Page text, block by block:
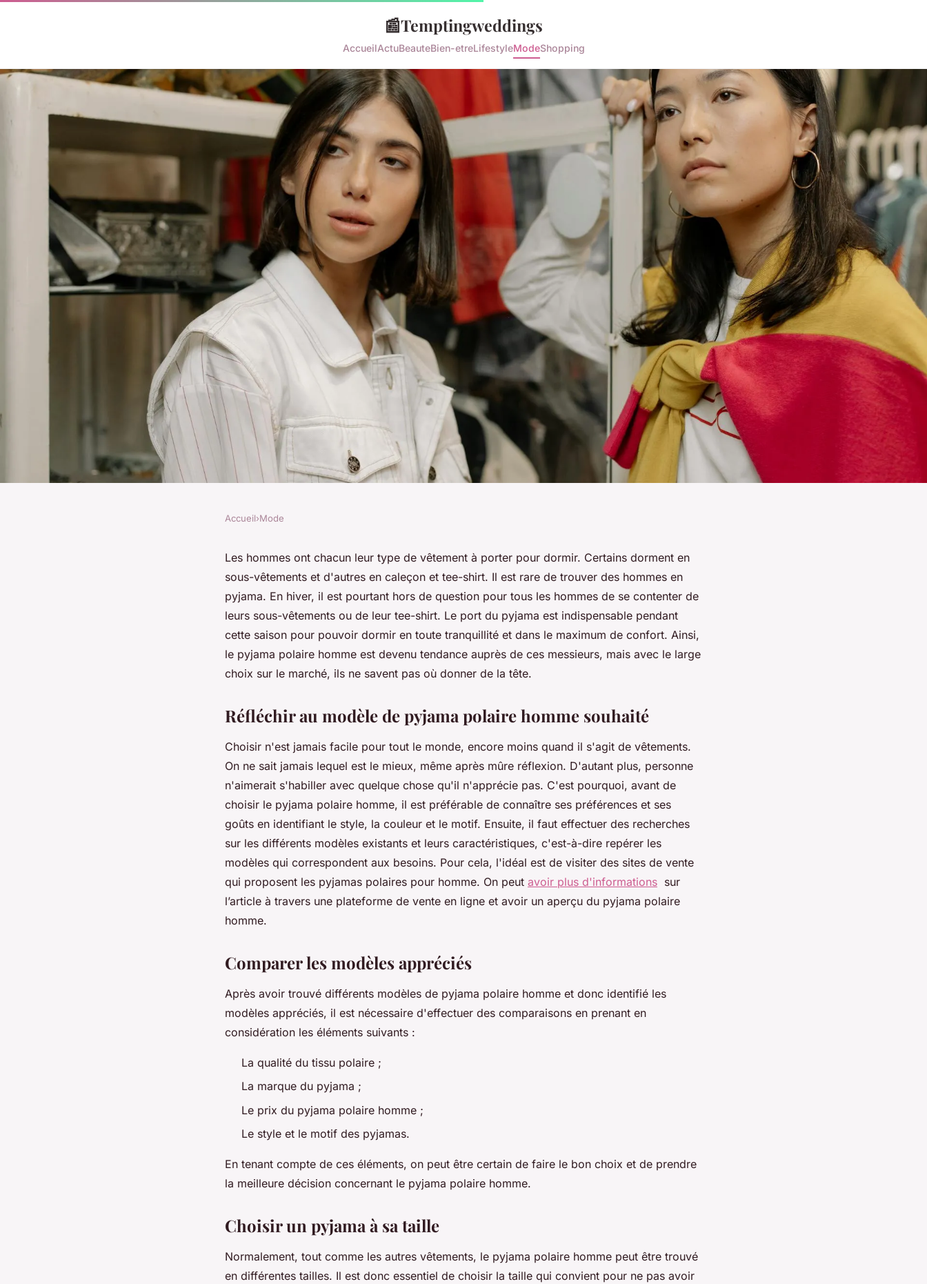
📰Temptingweddings
AccueilActuBeauteBien-etreLifestyleModeShopping
Choisir un pyjama polaire homme :
comment faire ?
2 min de lecture
Accueil›Mode
Les hommes ont chacun leur type de vêtement à porter pour dormir. Certains dorment en
sous-vêtements et d'autres en caleçon et tee-shirt. Il est rare de trouver des hommes en
pyjama. En hiver, il est pourtant hors de question pour tous les hommes de se contenter de
leurs sous-vêtements ou de leur tee-shirt. Le port du pyjama est indispensable pendant
cette saison pour pouvoir dormir en toute tranquillité et dans le maximum de confort. Ainsi,
le pyjama polaire homme est devenu tendance auprès de ces messieurs, mais avec le large
choix sur le marché, ils ne savent pas où donner de la tête.
Réfléchir au modèle de pyjama polaire homme souhaité
Choisir n'est jamais facile pour tout le monde, encore moins quand il s'agit de vêtements.
On ne sait jamais lequel est le mieux, même après mûre réflexion. D'autant plus, personne
n'aimerait s'habiller avec quelque chose qu'il n'apprécie pas. C'est pourquoi, avant de
choisir le pyjama polaire homme, il est préférable de connaître ses préférences et ses
goûts en identifiant le style, la couleur et le motif. Ensuite, il faut effectuer des recherches
sur les différents modèles existants et leurs caractéristiques, c'est-à-dire repérer les
modèles qui correspondent aux besoins. Pour cela, l'idéal est de visiter des sites de vente
qui proposent les pyjamas polaires pour homme. On peut avoir plus d'informations sur
l’article à travers une plateforme de vente en ligne et avoir un aperçu du pyjama polaire
homme.
Comparer les modèles appréciés
Après avoir trouvé différents modèles de pyjama polaire homme et donc identifié les
modèles appréciés, il est nécessaire d'effectuer des comparaisons en prenant en
considération les éléments suivants :
La qualité du tissu polaire ;
La marque du pyjama ;
Le prix du pyjama polaire homme ;
Le style et le motif des pyjamas.
En tenant compte de ces éléments, on peut être certain de faire le bon choix et de prendre
la meilleure décision concernant le pyjama polaire homme.
Choisir un pyjama à sa taille
Normalement, tout comme les autres vêtements, le pyjama polaire homme peut être trouvé
en différentes tailles. Il est donc essentiel de choisir la taille qui convient pour ne pas avoir